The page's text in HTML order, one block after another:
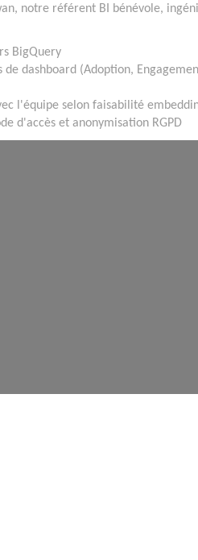
notre référent BI bénévole,
BigQuery
dashboard (Adoption,
l'équipe selon faisabilité
d'accès et anonymisation RGPD